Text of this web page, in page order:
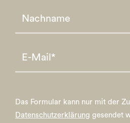
Das Formular kann nur mit der
Datenschutzerklärung gesendet